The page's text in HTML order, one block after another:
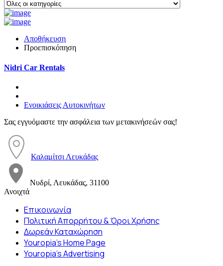
Αποθήκευση
Προεπισκόπηση
Nidri Car Rentals
Ενοικιάσεις Αυτοκινήτων
Σας εγγυόμαστε την ασφάλεια των μετακινήσεών σας!
Καλαμίτσι Λευκάδας
Νυδρί, Λευκάδας, 31100
Ανοιχτά
Επικοινωνία
Πολιτική Απορρήτου & Όροι Χρήσης
Δωρεάν Καταχώρηση
Youropia’s Home Page
Youropia’s Advertising